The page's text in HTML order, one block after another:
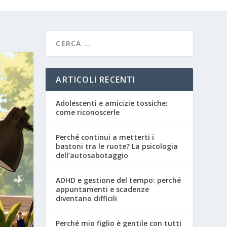
ARTICOLI RECENTI
Adolescenti e amicizie tossiche:
come riconoscerle
Perché continui a metterti i
bastoni tra le ruote? La psicologia
dell’autosabotaggio
ADHD e gestione del tempo: perché
appuntamenti e scadenze
diventano difficili
Perché mio figlio è gentile con tutti